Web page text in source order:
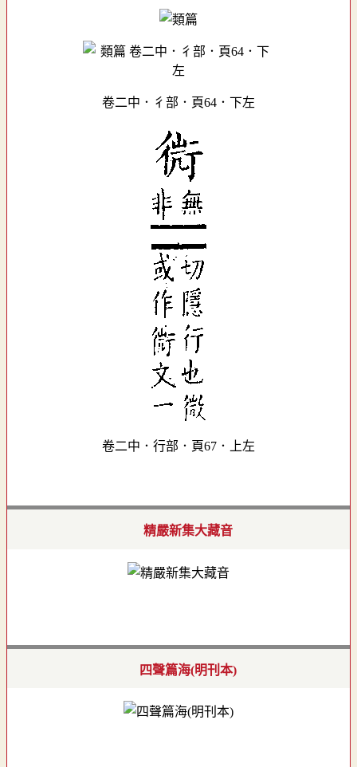
卷二中．彳部．頁64．下左
卷二中．行部．頁67．上左
精嚴新集大藏音
四聲篇海(明刊本)